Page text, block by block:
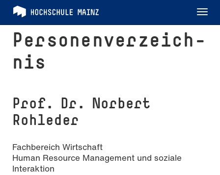
Per­so­nen­ver­zeich­
nis
Prof. Dr. Norbert
Rohleder
Fachbereich Wirtschaft
Human Resource Management und soziale
Interaktion